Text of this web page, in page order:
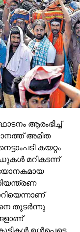
ആരംഭിച്ച്
അമിത
കയറ്റം
മറികടന്ന്
തുടര്‍ന്നു